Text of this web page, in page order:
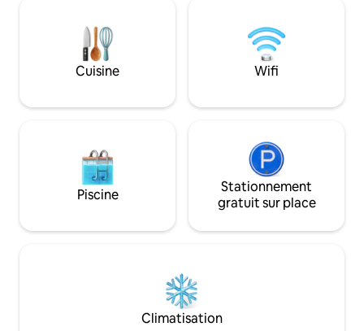
donnant sur un lagon. Réveillez-vous au
son de la nature et de la lumière du soleil
filtrant à travers les arbres. Faites-vous
plaisir en vous immergeant dans un
tout en vous débarrassant du stress.
tout lorsque vous
logement central. Profitez d'un accès
aux installations
aux résidents aux
terrasse
Cuisine Wifi
Piscine
Stationnement
gratuit sur place
Climatisation